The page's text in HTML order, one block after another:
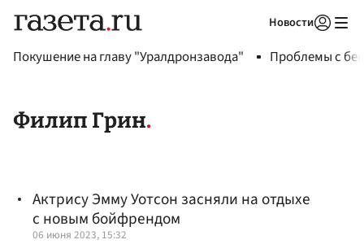
Новости
Покушение на главу "Уралдронзавода" Проблемы с
Филип Грин
Актрису Эмму Уотсон засняли на отдыхе
с новым бойфрендом
06 июня 2023, 15:32